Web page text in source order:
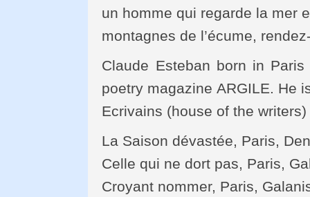
un homme qui regarde la mer
montagnes de l’écume,
Claude Esteban born in
poetry magazine ARGILE. He
Ecrivains (house of the
La Saison dévastée, Paris,
Celle qui ne dort pas, Paris,
Croyant nommer, Paris,